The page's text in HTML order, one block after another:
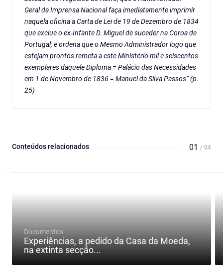
Geral da Imprensa Nacional faça imediatamente imprimir
naquela oficina a Carta de Lei de 19 de Dezembro de 1834
que exclue o ex-Infante D. Miguel de suceder na Coroa de
Portugal; e ordena que o Mesmo Administrador logo que
estejam prontos remeta a este Ministério mil e seiscentos
exemplares daquele Diploma = Palácio das Necessidades
em 1 de Novembro de 1836 = Manuel da Silva Passos” (p.
25)
Conteúdos relacionados 01 / 04
Documentos
Experiências, a pedido da Casa da Moeda,
na extinta secção...